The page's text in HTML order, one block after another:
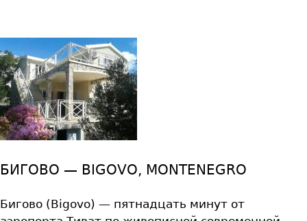
БИГОВО — BIGOVO, MONTENEGRO
Бигово (Bigovo) — пятнадцать минут от